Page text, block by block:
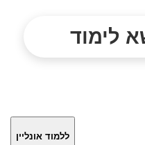
ללמוד אונליין